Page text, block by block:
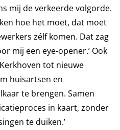
mij de verkeerde volgorde.
hoe het moet, dat moet
zélf komen. Dat zag
mij een eye-opener.’ Ook
tot nieuwe
huisartsen en
te brengen. Samen
in kaart, zonder
te duiken.’